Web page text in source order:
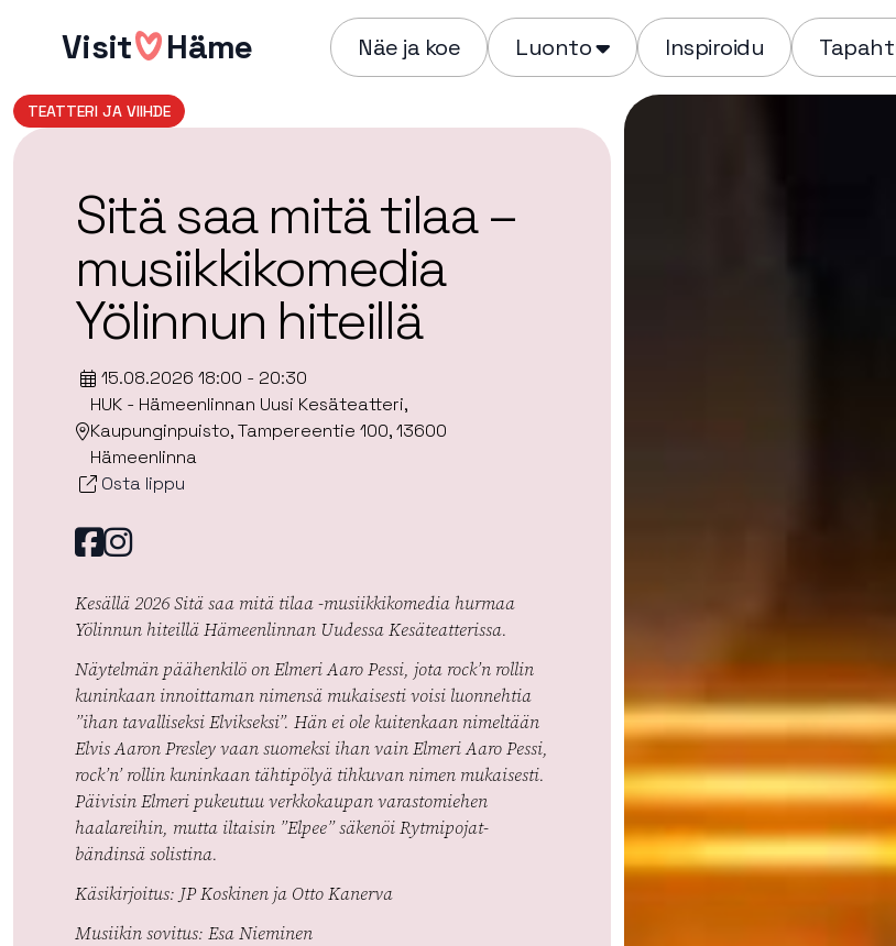
sisältöönVisit Häme Näe ja koe Luonto Inspiroidu
TEATTERI JA VIIHDE
Sitä saa mitä tilaa –
musiikkikomedia
Yölinnun hiteillä
15.08.2026 18:00 - 20:30
HUK - Hämeenlinnan Uusi Kesäteatteri,
Kaupunginpuisto, Tampereentie 100, 13600
Hämeenlinna
Osta lippu
Facebook
instagram
Kesällä 2026 Sitä saa mitä tilaa -musiikkikomedia hurmaa
Yölinnun hiteillä Hämeenlinnan Uudessa Kesäteatterissa.
Näytelmän päähenkilö on Elmeri Aaro Pessi, jota rock’n rollin
kuninkaan innoittaman nimensä mukaisesti voisi luonnehtia
”ihan tavalliseksi Elvikseksi”. Hän ei ole kuitenkaan nimeltään
Elvis Aaron Presley vaan suomeksi ihan vain Elmeri Aaro Pessi,
rock’n’ rollin kuninkaan tähtipölyä tihkuvan nimen mukaisesti.
Päivisin Elmeri pukeutuu verkkokaupan varastomiehen
haalareihin, mutta iltaisin ”Elpee” säkenöi Rytmipojat-
bändinsä solistina.
Käsikirjoitus: JP Koskinen ja Otto Kanerva
Musiikin sovitus: Esa Nieminen